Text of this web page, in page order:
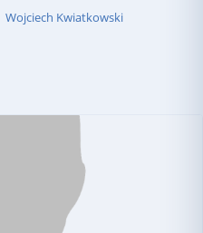
Wojciech Kwiatkowski